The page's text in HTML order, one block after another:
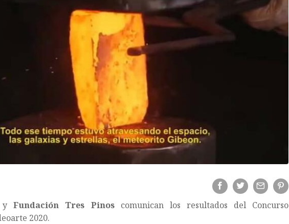
yFundación Tres Pinoscomunican los resultados del Concurso
2020.